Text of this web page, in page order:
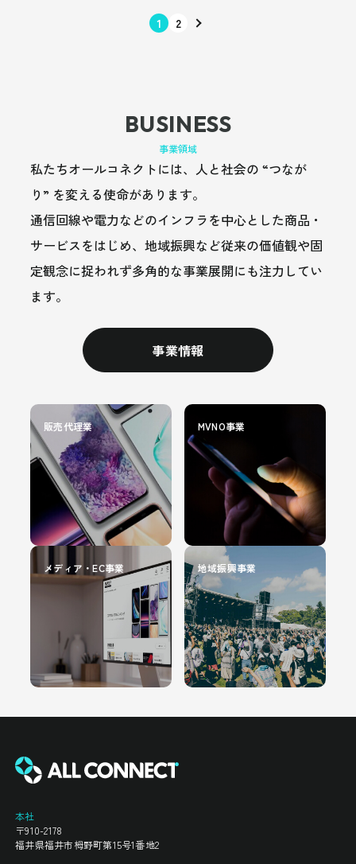
1 2
BUSINESS
事業領域
私たちオールコネクトには、人と社会の “つなが
り” を変える使命があります。
通信回線や電力などのインフラを中心とした商品・
サービスをはじめ、地域振興など従来の価値観や固
定観念に捉われず多角的な事業展開にも注力してい
ます。
事業情報
販売代理業 MVNO事業
メディア・EC事業 地域振興事業
本社
〒910-2178
福井県福井市栂野町第15号1番地2